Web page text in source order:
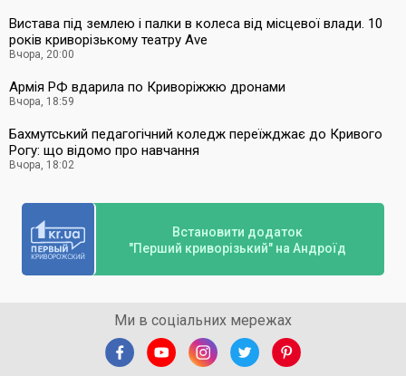
Вистава під землею і палки в колеса від місцевої влади. 10
років криворізькому театру Ave
Вчора, 20:00
Армія РФ вдарила по Криворіжжю дронами
Вчора, 18:59
Бахмутський педагогічний коледж переїжджає до Кривого
Рогу: що відомо про навчання
Вчора, 18:02
Встановити додаток
"Перший криворізький" на Андроїд
Ми в соціальних мережах